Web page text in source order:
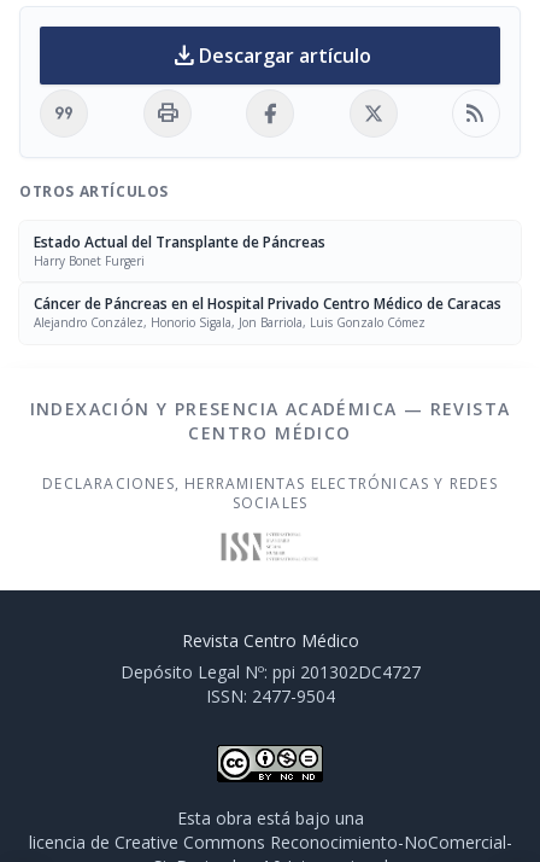
download Descargar artículo
format_quote print rss_feed
OTROS ARTÍCULOS
Estado Actual del Transplante de Páncreas
Harry Bonet Furgeri
Cáncer de Páncreas en el Hospital Privado Centro Médico de Caracas
Alejandro Conzález, Honorio Sigala, Jon Barriola, Luis Gonzalo Cómez
INDEXACIÓN Y PRESENCIA ACADÉMICA — REVISTA
CENTRO MÉDICO
DECLARACIONES, HERRAMIENTAS ELECTRÓNICAS Y REDES
SOCIALES
Revista Centro Médico
Depósito Legal Nº: ppi 201302DC4727
ISSN: 2477-9504
Esta obra está bajo una
licencia de Creative Commons Reconocimiento-NoComercial-